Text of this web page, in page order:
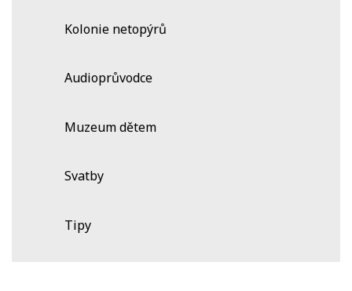
Kolonie netopýrů
Audioprůvodce
Muzeum dětem
Svatby
Tipy